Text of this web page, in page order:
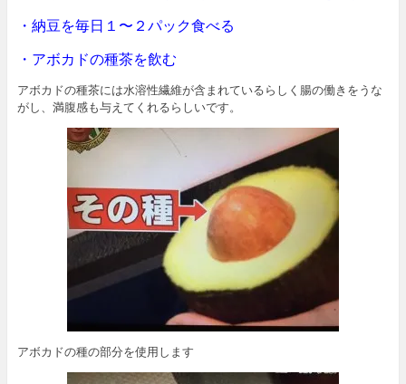
・納豆を毎日１〜２パック食べる
・アボカドの種茶を飲む
アボカドの種茶には水溶性繊維が含まれているらしく腸の働きをうな
がし、満腹感も与えてくれるらしいです。
アボカドの種の部分を使用します